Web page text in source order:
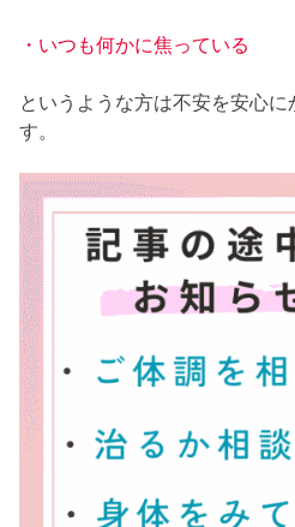
・いつも何かに焦っている
というような方は不安を安心に
す。